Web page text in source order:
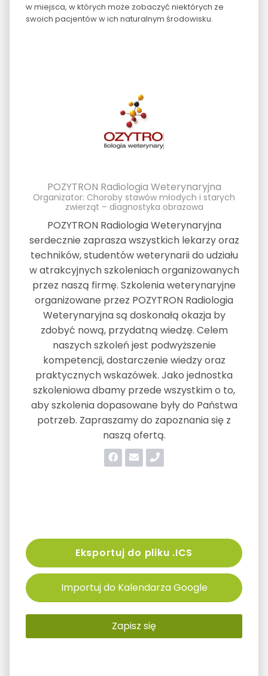
w miejsca, w których może zobaczyć niektórych ze
swoich pacjentów w ich naturalnym środowisku.
POZYTRON Radiologia Weterynaryjna
Organizator: Choroby stawów młodych i starych
zwierząt – diagnostyka obrazowa
POZYTRON Radiologia Weterynaryjna
serdecznie zaprasza wszystkich lekarzy oraz
techników, studentów weterynarii do udziału
w atrakcyjnych szkoleniach organizowanych
przez naszą firmę. Szkolenia weterynaryjne
organizowane przez POZYTRON Radiologia
Weterynaryjna są doskonałą okazja by
zdobyć nową, przydatną wiedzę. Celem
naszych szkoleń jest podwyższenie
kompetencji, dostarczenie wiedzy oraz
praktycznych wskazówek. Jako jednostka
szkoleniowa dbamy przede wszystkim o to,
aby szkolenia dopasowane były do Państwa
potrzeb. Zapraszamy do zapoznania się z
naszą ofertą.
Eksportuj do pliku .ICS
Importuj do Kalendarza Google
Zapisz się